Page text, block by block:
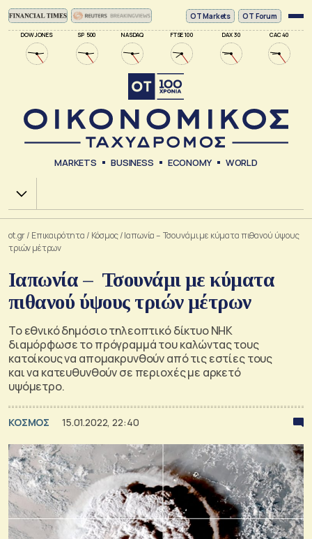
DOW JONES SP 500 NASDAQ FTSE 100 DAX 30 CAC 40
ΟΤ Markets OT Forum
MARKETS BUSINESS ECONOMY WORLD
Χ.Α.
ot.gr/ Επικαιρότητα / Κόσμος/Ιαπωνία – Τσουνάμι με κύματα πιθανού ύψους
τριών μέτρων
Ιαπωνία – Τσουνάμι με κύματα
πιθανού ύψους τριών μέτρων
Το εθνικό δημόσιο τηλεοπτικό δίκτυο NHK
διαμόρφωσε το πρόγραμμά του καλώντας τους
κατοίκους να απομακρυνθούν από τις εστίες τους
και να κατευθυνθούν σε περιοχές με αρκετό
υψόμετρο.
ΚΟΣΜΟΣ 15.01.2022, 22:40